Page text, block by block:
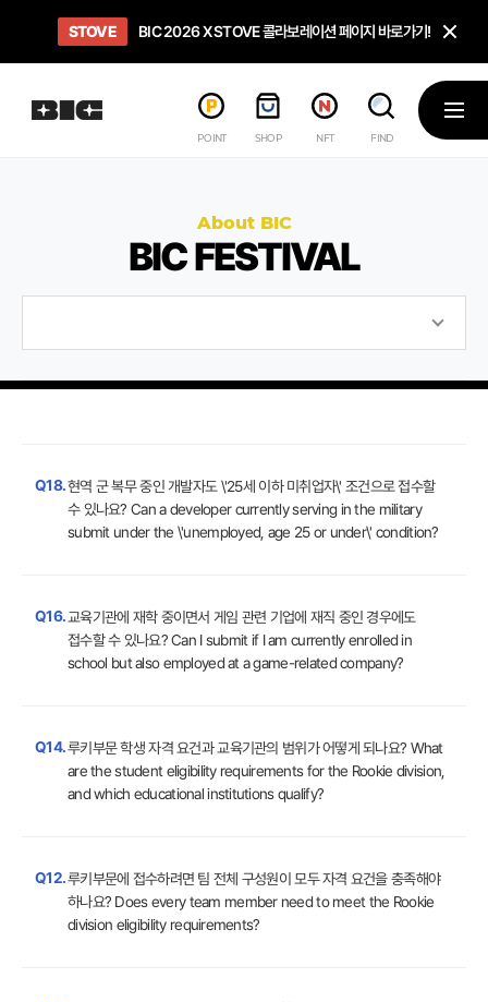
OPEN BIC 2026 STEAM SALE PAGE
STOVE BIC 2026 X STOVE 콜라보레이션 페이지 바로가기!
희망스튜디오 아이들에게 희망 버프 주고, 닌텐도 스위치2 받기!
GO TO 인디게임 테스트 베드 '비라운지' 바로가기!
GO TO '인디게임 큐레이션' 페이지 바로가기!
POINT SHOP NFT FIND
메뉴
About BIC
BIC FESTIVAL
Q18.현역 군 복무 중인 개발자도 \'25세 이하 미취업자\' 조건으로 접수할
수 있나요? Can a developer currently serving in the military
submit under the \'unemployed, age 25 or under\' condition?
Q16.교육기관에 재학 중이면서 게임 관련 기업에 재직 중인 경우에도
접수할 수 있나요? Can I submit if I am currently enrolled in
school but also employed at a game-related company?
Q14.루키부문 학생 자격 요건과 교육기관의 범위가 어떻게 되나요? What
are the student eligibility requirements for the Rookie division,
and which educational institutions qualify?
Q12.루키부문에 접수하려면 팀 전체 구성원이 모두 자격 요건을 충족해야
하나요? Does every team member need to meet the Rookie
division eligibility requirements?